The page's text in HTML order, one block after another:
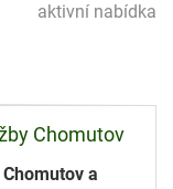
aktivní nabídka
Chomutov
a